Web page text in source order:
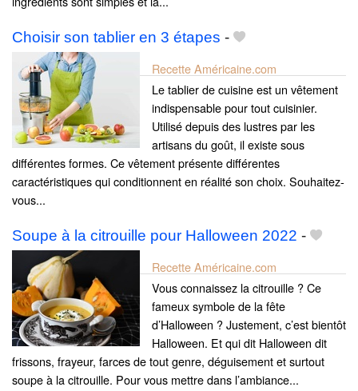
Choisir son tablier en 3 étapes -
Recette Américaine.com
Le tablier de cuisine est un vêtement
indispensable pour tout cuisinier.
Utilisé depuis des lustres par les
artisans du goût, il existe sous
différentes formes. Ce vêtement présente différentes
caractéristiques qui conditionnent en réalité son choix. Souhaitez-
vous...
Soupe à la citrouille pour Halloween 2022 -
Recette Américaine.com
Vous connaissez la citrouille ? Ce
fameux symbole de la fête
d’Halloween ? Justement, c’est bientôt
Halloween. Et qui dit Halloween dit
frissons, frayeur, farces de tout genre, déguisement et surtout
soupe à la citrouille. Pour vous mettre dans l’ambiance...